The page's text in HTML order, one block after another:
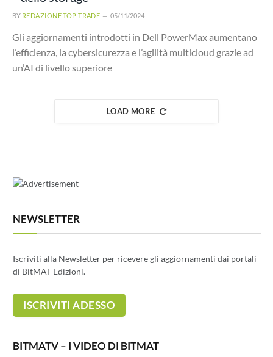
BY REDAZIONE TOP TRADE 05/11/2024
Gli aggiornamenti introdotti in Dell PowerMax aumentano
l’efficienza, la cybersicurezza e l’agilità multicloud grazie ad
un’AI di livello superiore
LOAD MORE
NEWSLETTER
Iscriviti alla Newsletter per ricevere gli aggiornamenti dai portali
di BitMAT Edizioni.
BITMATV – I VIDEO DI BITMAT